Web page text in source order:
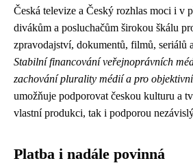
Česká televize a Český rozhlas moci i v
divákům a posluchačům širokou škálu
zpravodajství, dokumentů, filmů, seriálů
Stabilní financování veřejnoprávních
zachování plurality médií a pro
umožňuje podporovat českou kulturu a
vlastní produkci, tak i podporou
Platba i nadále povinná